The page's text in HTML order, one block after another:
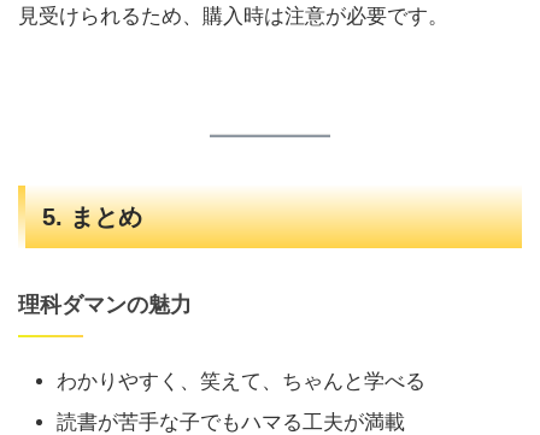
見受けられるため、購入時は注意が必要です。
5. まとめ
理科ダマンの魅力
わかりやすく、笑えて、ちゃんと学べる
読書が苦手な子でもハマる工夫が満載